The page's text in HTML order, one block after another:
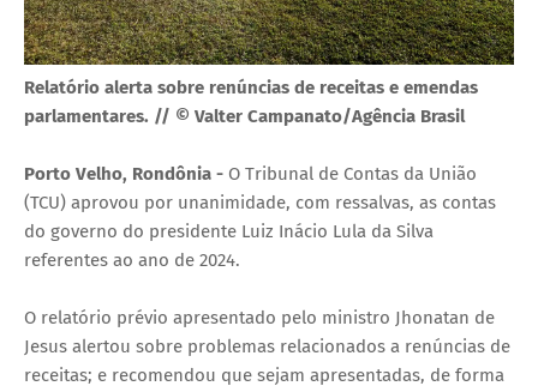
Relatório alerta sobre renúncias de receitas e emendas
parlamentares. // © Valter Campanato/Agência Brasil
Porto Velho, Rondônia - O Tribunal de Contas da União
(TCU) aprovou por unanimidade, com ressalvas, as contas
do governo do presidente Luiz Inácio Lula da Silva
referentes ao ano de 2024.
O relatório prévio apresentado pelo ministro Jhonatan de
Jesus alertou sobre problemas relacionados a renúncias de
receitas; e recomendou que sejam apresentadas, de forma